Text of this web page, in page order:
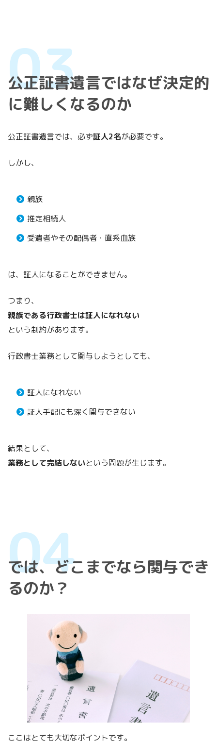
公正証書遺言ではなぜ決定的
に難しくなるのか
公正証書遺言では、必ず証人2名が必要です。
しかし、
親族
推定相続人
受遺者やその配偶者・直系血族
は、証人になることができません。
つまり、
親族である行政書士は証人になれない
という制約があります。
行政書士業務として関与しようとしても、
証人になれない
証人手配にも深く関与できない
結果として、
業務として完結しないという問題が生じます。
では、どこまでなら関与でき
るのか？
ここはとても大切なポイントです。